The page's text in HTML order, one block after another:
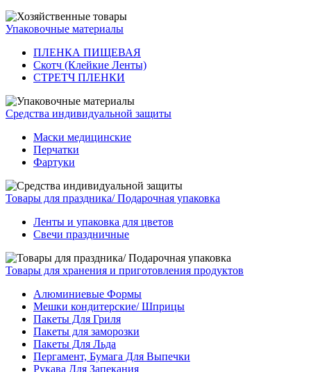
Упаковочные материалы
ПЛЕНКА ПИЩЕВАЯ
Скотч (Клейкие Ленты)
СТРЕТЧ ПЛЕНКИ
Средства индивидуальной защиты
Маски медицинские
Перчатки
Фартуки
Товары для праздника/ Подарочная упаковка
Ленты и упаковка для цветов
Свечи праздничные
Товары для хранения и приготовления продуктов
Алюминиевые Формы
Мешки кондитерские/ Шприцы
Пакеты Для Гриля
Пакеты для заморозки
Пакеты Для Льда
Пергамент, Бумага Для Выпечки
Рукава Для Запекания